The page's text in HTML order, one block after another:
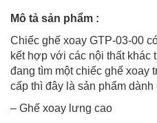
Mô tả sản phẩm :
Chiếc ghế xoay GTP-03-00
kết hợp với các nội thất khác
đang tìm một chiếc ghế xoay
cấp thì đây là sản phẩm dành
– Ghế xoay lưng cao